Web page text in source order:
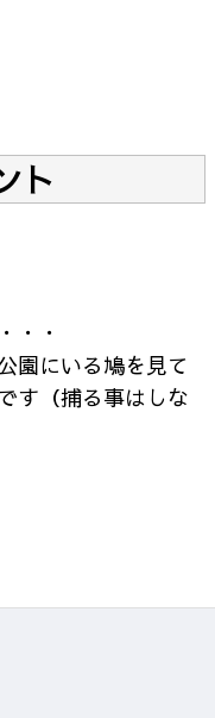
ト
・・
園にいる鳩を見て
す（捕る事はしな